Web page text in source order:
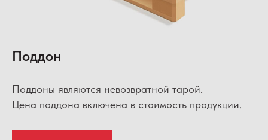
Поддон
Поддоны являются невозвратной тарой.
Цена поддона включена в стоимость продукции.